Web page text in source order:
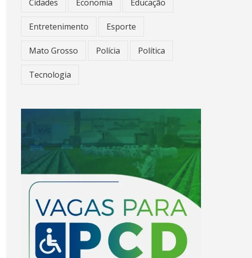
Cidades Economia Educação
Entretenimento Esporte
Mato Grosso Polícia Política
Tecnologia